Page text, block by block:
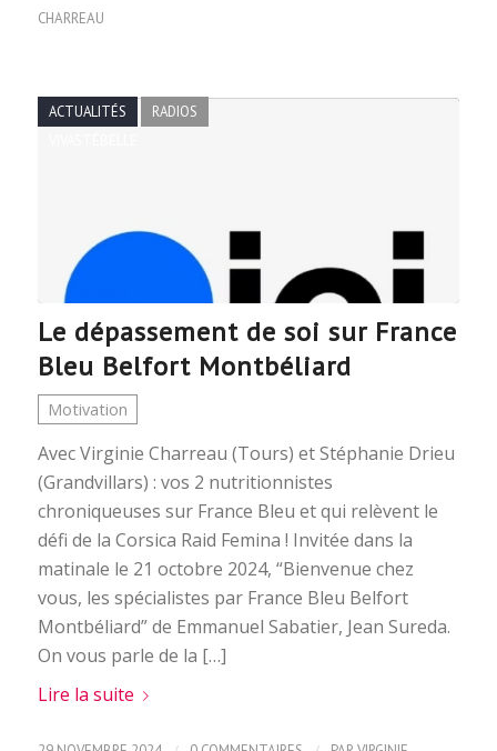
CHARREAU
Le dépassement de soi sur France
Bleu Belfort Montbéliard
ACTUALITÉS
RADIOS
Motivation
Avec Virginie Charreau (Tours) et Stéphanie Drieu
(Grandvillars) : vos 2 nutritionnistes
chroniqueuses sur France Bleu et qui relèvent le
défi de la Corsica Raid Femina ! Invitée dans la
matinale le 21 octobre 2024, “Bienvenue chez
vous, les spécialistes par France Bleu Belfort
Montbéliard” de Emmanuel Sabatier, Jean Sureda.
On vous parle de la […]
Lire la suite